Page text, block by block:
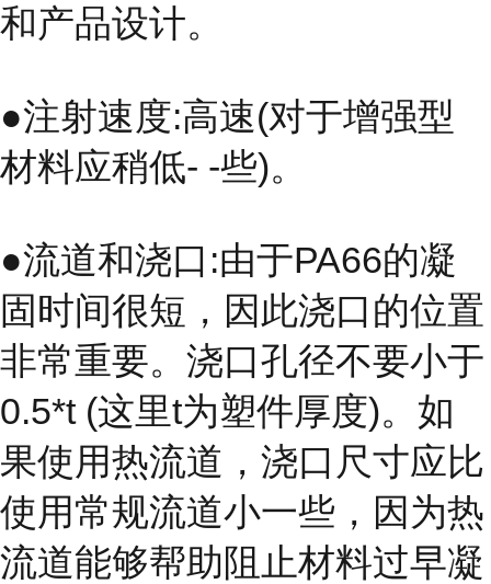
和产品设计。
●注射速度:高速(对于增强型
材料应稍低- -些)。
●流道和浇口:由于PA66的凝
固时间很短，因此浇口的位置
非常重要。浇口孔径不要小于
0.5*t (这里t为塑件厚度)。如
果使用热流道，浇口尺寸应比
使用常规流道小一些，因为热
流道能够帮助阻止材料过早凝